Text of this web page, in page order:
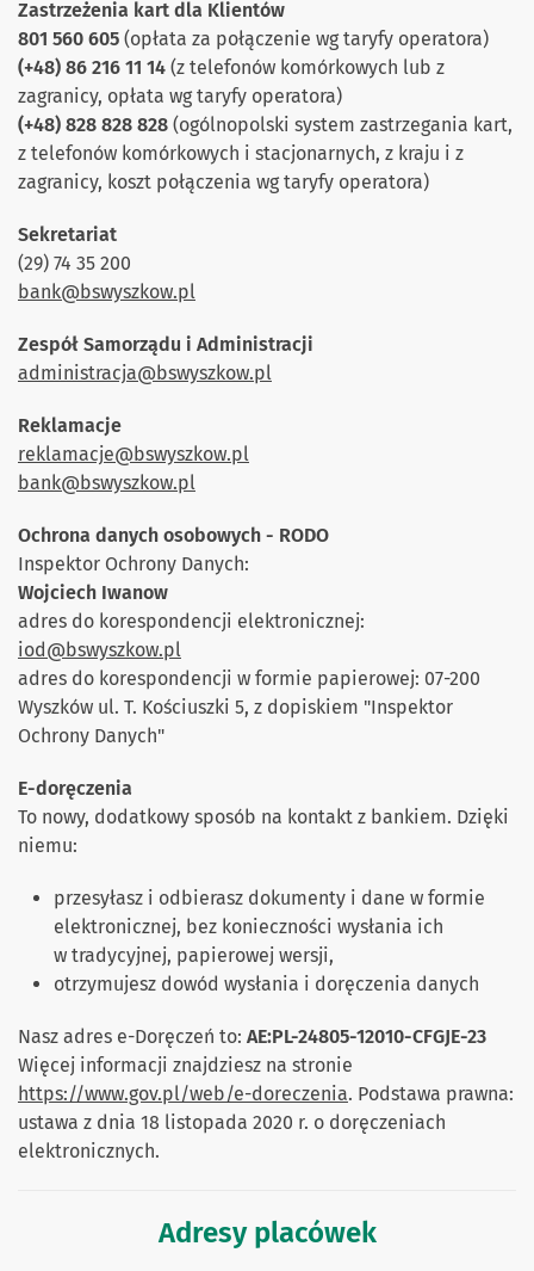
Zastrzeżenia kart dla Klientów
801 560 605 (opłata za połączenie wg taryfy operatora)
(+48) 86 216 11 14 (z telefonów komórkowych lub z
zagranicy, opłata wg taryfy operatora)
(+48) 828 828 828 (ogólnopolski system zastrzegania kart,
z telefonów komórkowych i stacjonarnych, z kraju i z
zagranicy, koszt połączenia wg taryfy operatora)
Sekretariat
(29) 74 35 200
bank@bswyszkow.pl
Zespół Samorządu i Administracji
administracja@bswyszkow.pl
Reklamacje
reklamacje@bswyszkow.pl
bank@bswyszkow.pl
Ochrona danych osobowych - RODO
Inspektor Ochrony Danych:
Wojciech Iwanow
adres do korespondencji elektronicznej:
iod@bswyszkow.pl
adres do korespondencji w formie papierowej: 07-200
Wyszków ul. T. Kościuszki 5, z dopiskiem "Inspektor
Ochrony Danych"
E-doręczenia
To nowy, dodatkowy sposób na kontakt z bankiem. Dzięki
niemu:
przesyłasz i odbierasz dokumenty i dane w formie
elektronicznej, bez konieczności wysłania ich
w tradycyjnej, papierowej wersji,
otrzymujesz dowód wysłania i doręczenia danych
Nasz adres e-Doręczeń to: AE:PL-24805-12010-CFGJE-23
Więcej informacji znajdziesz na stronie
https://www.gov.pl/web/e-doreczenia. Podstawa prawna:
ustawa z dnia 18 listopada 2020 r. o doręczeniach
elektronicznych.
Adresy placówek